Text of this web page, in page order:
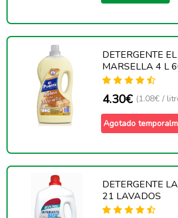
DETERGENTE
MARSELLA 4 L
4.30€ (1.08€ /
Agotado
DETERGENTE
21 LAVADOS